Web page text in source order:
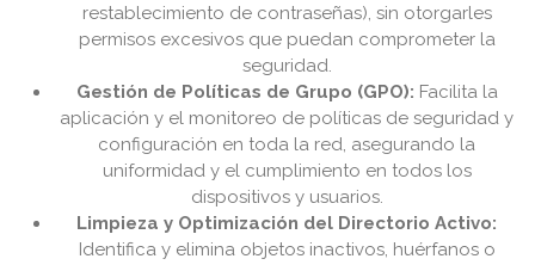
restablecimiento de contraseñas), sin otorgarles
permisos excesivos que puedan comprometer la
seguridad.
Gestión de Políticas de Grupo (GPO): Facilita la
aplicación y el monitoreo de políticas de seguridad y
configuración en toda la red, asegurando la
uniformidad y el cumplimiento en todos los
dispositivos y usuarios.
Limpieza y Optimización del Directorio Activo:
Identifica y elimina objetos inactivos, huérfanos o